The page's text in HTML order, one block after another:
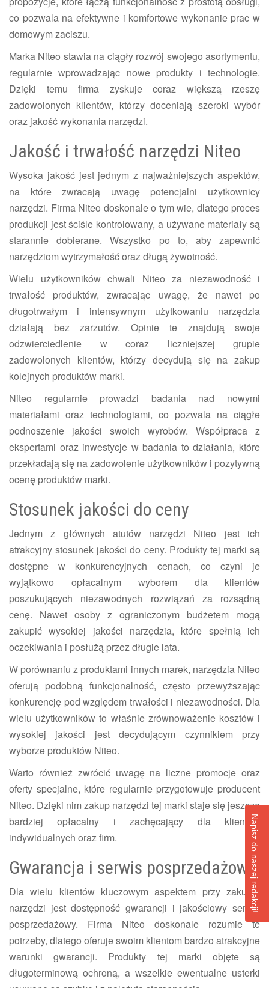
co pozwala na efektywne i komfortowe wykonanie prac w
domowym zaciszu.
Marka Niteo stawia na ciągły rozwój swojego asortymentu,
regularnie wprowadzając nowe produkty i technologie.
Dzięki temu firma zyskuje coraz większą rzeszę
zadowolonych klientów, którzy doceniają szeroki wybór
oraz jakość wykonania narzędzi.
Jakość i trwałość narzędzi Niteo
Wysoka jakość jest jednym z najważniejszych aspektów,
na które zwracają uwagę potencjalni użytkownicy
narzędzi. Firma Niteo doskonale o tym wie, dlatego proces
produkcji jest ściśle kontrolowany, a używane materiały są
starannie dobierane. Wszystko po to, aby zapewnić
narzędziom wytrzymałość oraz długą żywotność.
Wielu użytkowników chwali Niteo za niezawodność i
trwałość produktów, zwracając uwagę, że nawet po
długotrwałym i intensywnym użytkowaniu narzędzia
działają bez zarzutów. Opinie te znajdują swoje
odzwierciedlenie w coraz liczniejszej grupie
zadowolonych klientów, którzy decydują się na zakup
kolejnych produktów marki.
Niteo regularnie prowadzi badania nad nowymi
materiałami oraz technologiami, co pozwala na ciągłe
podnoszenie jakości swoich wyrobów. Współpraca z
ekspertami oraz inwestycje w badania to działania, które
przekładają się na zadowolenie użytkowników i pozytywną
ocenę produktów marki.
Stosunek jakości do ceny
Jednym z głównych atutów narzędzi Niteo jest ich
atrakcyjny stosunek jakości do ceny. Produkty tej marki są
dostępne w konkurencyjnych cenach, co czyni je
wyjątkowo opłacalnym wyborem dla klientów
poszukujących niezawodnych rozwiązań za rozsądną
cenę. Nawet osoby z ograniczonym budżetem mogą
zakupić wysokiej jakości narzędzia, które spełnią ich
oczekiwania i posłużą przez długie lata.
W porównaniu z produktami innych marek, narzędzia Niteo
oferują podobną funkcjonalność, często przewyższając
konkurencję pod względem trwałości i niezawodności. Dla
wielu użytkowników to właśnie zrównoważenie kosztów i
wysokiej jakości jest decydującym czynnikiem przy
wyborze produktów Niteo.
Warto również zwrócić uwagę na liczne promocje oraz
oferty specjalne, które regularnie przygotowuje producent
Niteo. Dzięki nim zakup narzędzi tej marki staje się jeszcze
bardziej opłacalny i zachęcający dla klientów
indywidualnych oraz firm.
Gwarancja i serwis posprzedażowy
Dla wielu klientów kluczowym aspektem przy zakupie
narzędzi jest dostępność gwarancji i jakościowy serwis
posprzedażowy. Firma Niteo doskonale rozumie te
potrzeby, dlatego oferuje swoim klientom bardzo atrakcyjne
warunki gwarancji. Produkty tej marki objęte są
długoterminową ochroną, a wszelkie ewentualne usterki
Napisz do naszej redakcji!